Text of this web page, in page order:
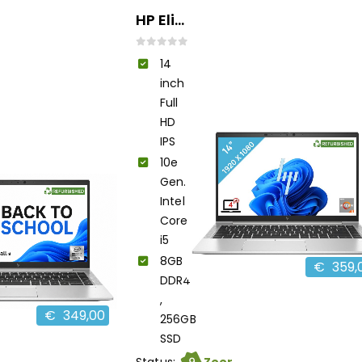
€ 349,00
HP EliteBook 840 G7 i5
14
inch
Full
HD
IPS
10e
Gen.
Intel
Core
i5
8GB
DDR4
,
256GB
SSD
€